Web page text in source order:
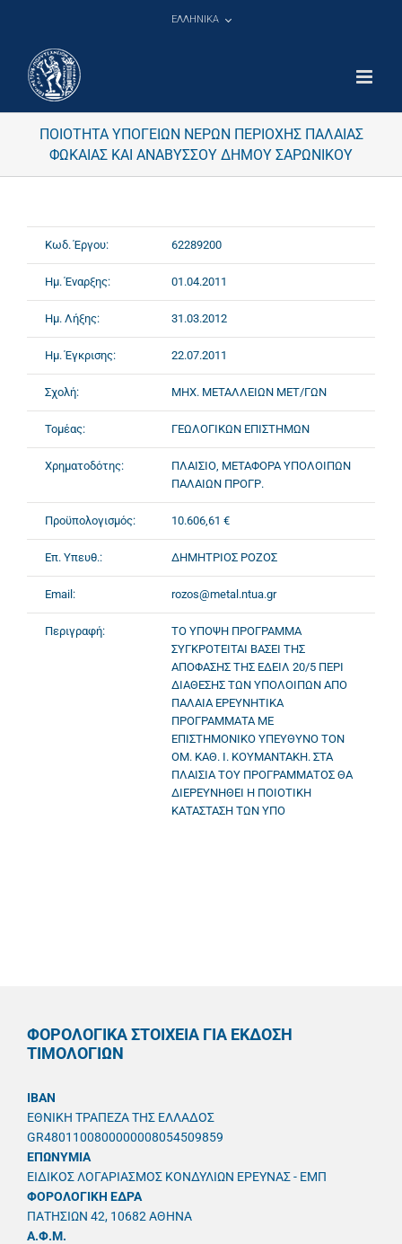
ΕΛΛΗΝΙΚΑ
ΠΟΙΟΤΗΤΑ ΥΠΟΓΕΙΩΝ ΝΕΡΩΝ ΠΕΡΙΟΧΗΣ ΠΑΛΑΙΑΣ
ΦΩΚΑΙΑΣ ΚΑΙ ΑΝΑΒΥΣΣΟΥ ΔΗΜΟΥ ΣΑΡΩΝΙΚΟΥ
Κωδ. Έργου: 62289200
Ημ. Έναρξης: 01.04.2011
Ημ. Λήξης: 31.03.2012
Ημ. Έγκρισης: 22.07.2011
Σχολή: ΜΗΧ. ΜΕΤΑΛΛΕΙΩΝ ΜΕΤ/ΓΩΝ
Τομέας: ΓΕΩΛΟΓΙΚΩΝ ΕΠΙΣΤΗΜΩΝ
Χρηματοδότης:
ΠΛΑΙΣΙΟ, ΜΕΤΑΦΟΡΑ ΥΠΟΛΟΙΠΩΝ
ΠΑΛΑΙΩΝ ΠΡΟΓΡ.
Προϋπολογισμός: 10.606,61 €
Επ. Υπευθ.: ΔΗΜΗΤΡΙΟΣ ΡΟΖΟΣ
Email: rozos@metal.ntua.gr
Περιγραφή:
ΤΟ ΥΠΟΨΗ ΠΡΟΓΡΑΜΜΑ
ΣΥΓΚΡΟΤΕΙΤΑΙ ΒΑΣΕΙ ΤΗΣ
ΑΠΟΦΑΣΗΣ ΤΗΣ ΕΔΕΙΛ 20/5 ΠΕΡΙ
ΔΙΑΘΕΣΗΣ ΤΩΝ ΥΠΟΛΟΙΠΩΝ ΑΠΟ
ΠΑΛΑΙΑ ΕΡΕΥΝΗΤΙΚΑ
ΠΡΟΓΡΑΜΜΑΤΑ ΜΕ
ΕΠΙΣΤΗΜΟΝΙΚΟ ΥΠΕΥΘΥΝΟ ΤΟΝ
ΟΜ. ΚΑΘ. Ι. ΚΟΥΜΑΝΤΑΚΗ. ΣΤΑ
ΠΛΑΙΣΙΑ ΤΟΥ ΠΡΟΓΡΑΜΜΑΤΟΣ ΘΑ
ΔΙΕΡΕΥΝΗΘΕΙ Η ΠΟΙΟΤΙΚΗ
ΚΑΤΑΣΤΑΣΗ ΤΩΝ ΥΠΟ
ΦΟΡΟΛΟΓΙΚΑ ΣΤΟΙΧΕΙΑ ΓΙΑ ΕΚΔΟΣΗ
ΤΙΜΟΛΟΓΙΩΝ
IBAN
ΕΘΝΙΚΗ ΤΡΑΠΕΖΑ ΤΗΣ ΕΛΛΑΔΟΣ
GR4801100800000008054509859
ΕΠΩΝΥΜΙΑ
ΕΙΔΙΚΟΣ ΛΟΓΑΡΙΑΣΜΟΣ ΚΟΝΔΥΛΙΩΝ ΕΡΕΥΝΑΣ - ΕΜΠ
ΦΟΡΟΛΟΓΙΚΗ ΕΔΡΑ
ΠΑΤΗΣΙΩΝ 42, 10682 ΑΘΗΝΑ
A.Φ.Μ.